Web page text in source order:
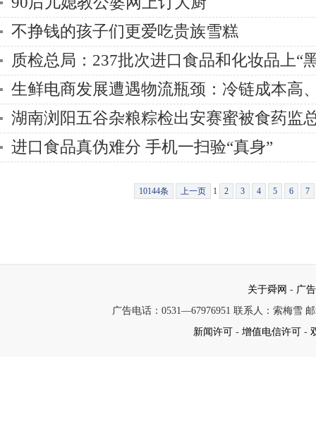
不挣钱的孩子们更爱吃贵族雪糕
质检总局：237批次进口食品和化妆品上“
生鲜电商发展遭遇物流瓶颈：冷链成本高
湖南浏阳五谷杂粮粽检出安赛蜜被食药监
进口食品真伪难分 手机一扫验“真身”
10144条 上一页 1 2 3 4 5 6 7
关于舜网 - 广
广告电话：0531—67976951 联系人：索梅雪
新闻许可 -增值电信许可 -